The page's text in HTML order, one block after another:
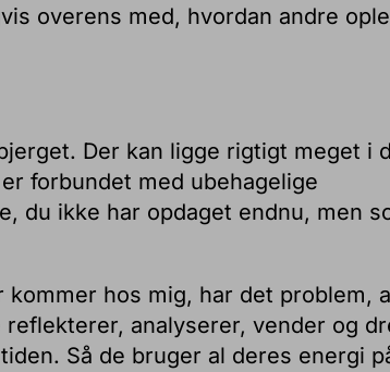
overens med, hvordan andre
Der kan ligge rigtigt meget i
forbundet med ubehagelige
du ikke har opdaget endnu, men
hos mig, har det problem,
analyserer, vender og
Så de bruger al deres energi